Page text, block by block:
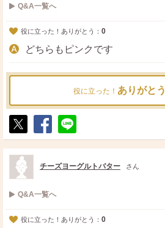
Q&A一覧へ
役に立った！ありがとう： 0
どちらもピンクです
役に立った！ ありがとう
ポ
ス
ト
シ
ェ
送
る
チーズヨーグルトバター さん
Q&A一覧へ
役に立った！ありがとう： 0